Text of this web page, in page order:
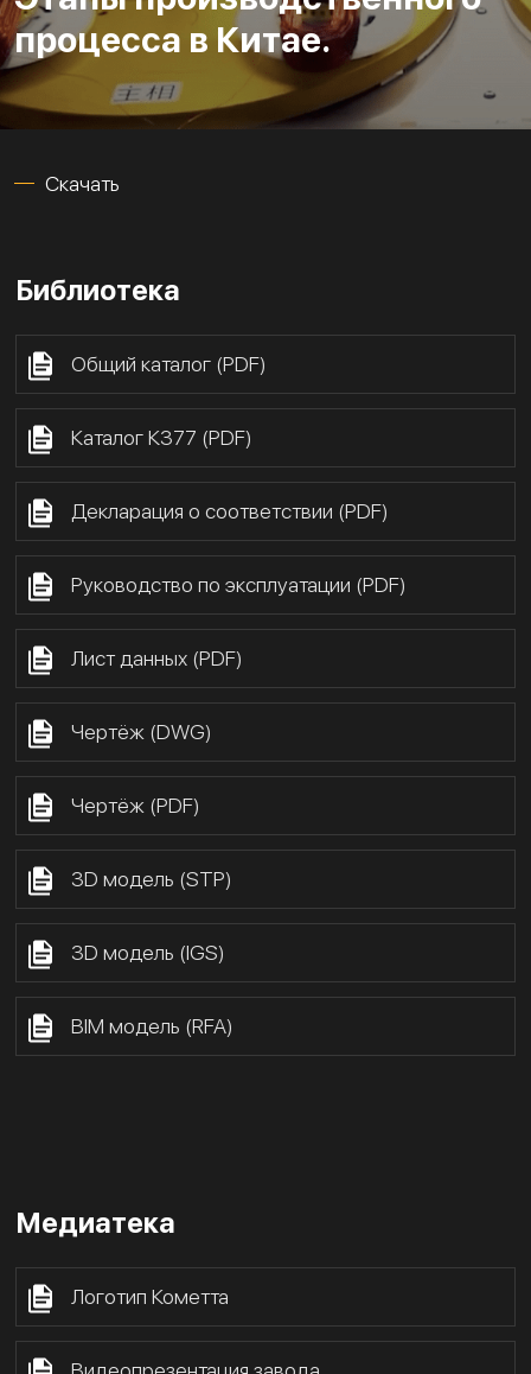
процесса в Китае.
Скачать
Библиотека
Общий каталог (PDF)
Каталог К377 (PDF)
Декларация о соответствии (PDF)
Руководство по эксплуатации (PDF)
Лист данных (PDF)
Чертёж (DWG)
Чертёж (PDF)
3D модель (STP)
3D модель (IGS)
BIM модель (RFA)
Медиатека
Логотип Кометта